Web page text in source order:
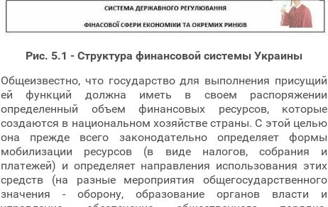
Рис. 5.1 - Структура финансовой системы Украины
Общеизвестно, что государство для выполнения присущий
ей функций должна иметь в своем распоряжении
определенный объем финансовых ресурсов, которые
создаются в национальном хозяйстве страны. С этой целью
она прежде всего законодательно определяет формы
мобилизации ресурсов (в виде налогов, собрания и
платежей) и определяет направления использования этих
средств (на разные мероприятия общегосударственного
значения - оборону, образование органов власти и